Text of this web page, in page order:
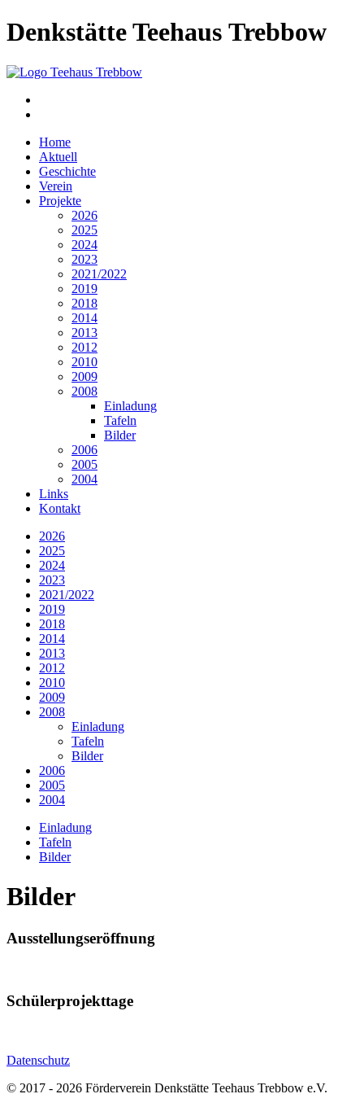
Denkstätte Teehaus Trebbow
Home
Aktuell
Geschichte
Verein
Projekte
2026
2025
2024
2023
2021/2022
2019
2018
2014
2013
2012
2010
2009
2008
Einladung
Tafeln
Bilder
2006
2005
2004
Links
Kontakt
2026
2025
2024
2023
2021/2022
2019
2018
2014
2013
2012
2010
2009
2008
Einladung
Tafeln
Bilder
2006
2005
2004
Einladung
Tafeln
Bilder
Bilder
Ausstellungseröffnung
Schülerprojekttage
Datenschutz
© 2017 - 2026 Förderverein Denkstätte Teehaus Trebbow e.V.